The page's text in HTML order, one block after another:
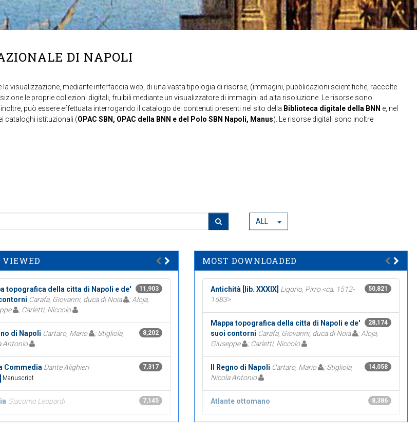
DI NAPOLI
la visualizzazione, mediante interfaccia web, di una vasta tipologia di risorse, (immagini, pubblicazioni scientifiche, raccolte
le proprie collezioni digitali, fruibili mediante un visualizzatore di immagini ad alta risoluzione. Le risorse sono
può essere effettuata interrogando il catalogo dei contenuti presenti nel sito della Biblioteca digitale della BNN e, nel
cataloghi istituzionali (OPAC SBN, OPAC della BNN e del Polo SBN Napoli, Manus). Le risorse digitali sono inoltre
ALL
VIEWED
11,903
topografica della citta di Napoli e de'
Carafa, Giovanni, duca di Noia
; Aloja,
; Carletti, Niccolo
8,202
di Napoli Cartaro, Mario
; Stigliola,
Antonio
7,317
Commedia Dante Alighieri
Manuscript
7,145
Giacomo Leopardi
MOST DOWNLOADED
50,821
Antichità [lib. XXXIX] Ligorio, Pirro <ca. 1512-
1583>
28,174
Mappa topografica della citta di Napoli e de'
suoi contorni Carafa, Giovanni, duca di Noia
; Aloja,
Giuseppe
; Carletti, Niccolo
14,058
Il Regno di Napoli Cartaro, Mario
; Stigliola,
Nicola Antonio
8,386
Atlante ottomano